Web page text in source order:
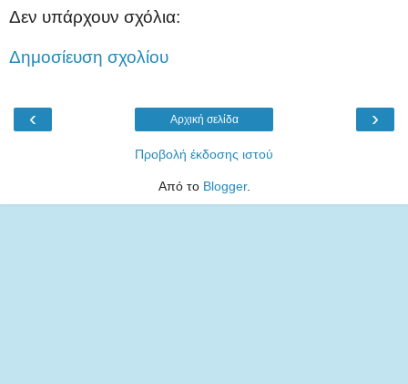
Δεν υπάρχουν σχόλια:
Δημοσίευση σχολίου
‹ ›
Αρχική σελίδα
Προβολή έκδοσης ιστού
Από το Blogger.